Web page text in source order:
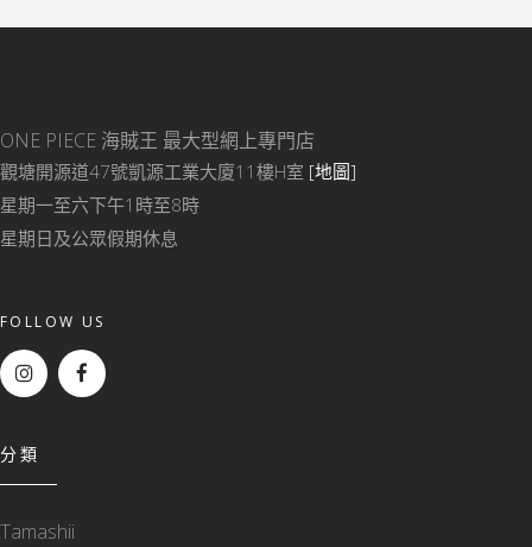
ONE PIECE 海賊王 最大型網上專門店
觀塘開源道47號凱源工業大廈11樓H室 [地圖]
星期一至六下午1時至8時
星期日及公眾假期休息
FOLLOW US
分類
Tamashii